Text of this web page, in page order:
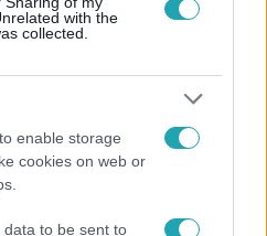
with the
collected.
enable storage
cookies on web or
to be sent to
ROBERTS SEAN PENN
#TÓTH ENIKŐ